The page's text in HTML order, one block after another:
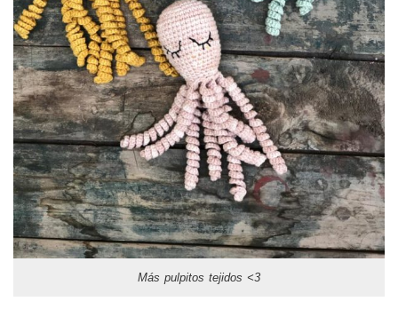
Más pulpitos tejidos <3